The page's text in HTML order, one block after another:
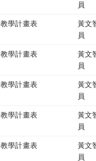
員
教學計畫表
黃文
員
教學計畫表
黃文
員
教學計畫表
黃文
員
教學計畫表
黃文
員
教學計畫表
黃文
員